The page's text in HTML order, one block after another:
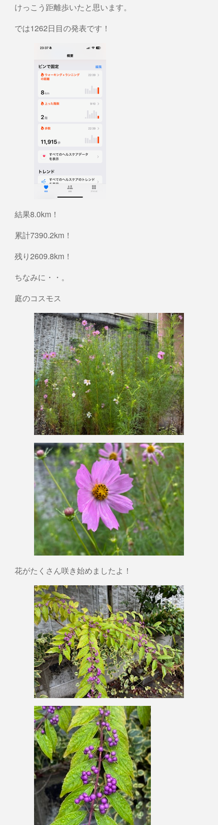
けっこう距離歩いたと思います。
では1262日目の発表です！
結果8.0km！
累計7390.2km！
残り2609.8km！
ちなみに・・。
庭のコスモス
花がたくさん咲き始めましたよ！